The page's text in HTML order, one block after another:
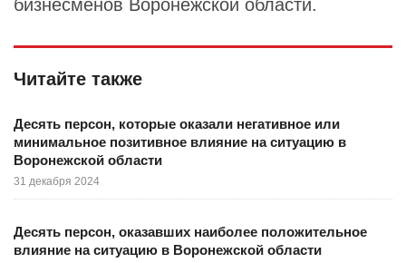
бизнесменов Воронежской области.
Читайте также
Десять персон, которые оказали негативное или
минимальное позитивное влияние на ситуацию в
Воронежской области
31 декабря 2024
Десять персон, оказавших наиболее положительное
влияние на ситуацию в Воронежской области